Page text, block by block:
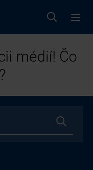
médií! Čo